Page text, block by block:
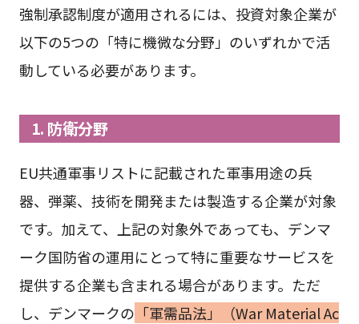
強制承認制度が適用されるには、投資対象企業が
以下の5つの「特に機微な分野」のいずれかで活
動している必要があります。
1. 防衛分野
EU共通軍事リストに記載された軍事用途の兵
器、弾薬、技術を開発または製造する企業が対象
です。加えて、上記の対象外であっても、デンマ
ーク国防省の運用にとって特に重要なサービスを
提供する企業も含まれる場合があります。ただ
し、デンマークの 「軍需品法」（War Material Ac